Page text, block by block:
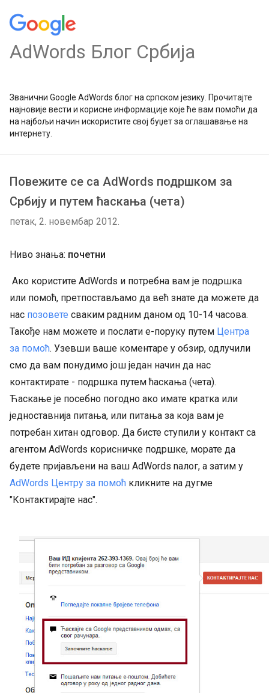
AdWords Блог Србија
Званични Google AdWords блог на српском језику. Прочитајте
најновије вести и корисне информације које ће вам помоћи да
на најбољи начин искористите свој буџет за оглашавање на
интернету.
Повежите се са AdWords подршком за
Србију и путем ћаскања (чета)
петак, 2. новембар 2012.
Ниво знања: почетни
Ако користите AdWords и потребна вам је подршка
или помоћ, претпостављамо да већ знате да можете да
нас позовете сваким радним даном од 10-14 часова.
Такође нам можете и послати е-поруку путем Центра
за помоћ. Узевши ваше коментаре у обзир, одлучили
смо да вам понудимо још један начин да нас
контактирате - подршка путем ћаскања (чета).
Ћаскање је посебно погодно ако имате кратка или
једноставнија питања, или питања за која вам је
потребан хитан одговор. Да бисте ступили у контакт са
агентом AdWords корисничке подршке, морате да
будете пријављени на ваш AdWords nалог, а затим у
AdWords Центру за помоћ кликните на дугме
"Контактирајте нас".